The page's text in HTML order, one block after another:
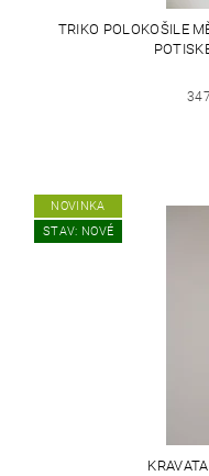
TRIKO POLOKOŠILE
NOVINKA
STAV: NOVÉ